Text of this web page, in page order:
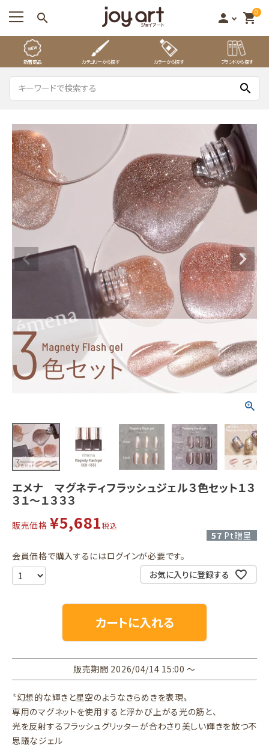
search person 0
shopping_cart
新着商品 カテゴリーから探す カラーから探す ブランドから探す
search
エメナ マグネティフラッシュジェル３色セット１３
３１～１３３３
販売価格 ¥5,681税込
57 Pt贈呈
会員価格で購入するにはログインが必要です。
お気に入りに登録する
カートに入れる
販売期間 2026/04/14 15:00〜
〝幻想的な輝きと星空のようなきらめきを表現〟
専用のマグネットを使用すると浮かび上がる光の筋と、
光を反射するフラッシュグリッターが合わさり美しい輝きを放つ不
思議なジェル